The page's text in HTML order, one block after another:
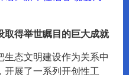
取得举世瞩目的巨大成就
生态文明建设作为关系中
开展了一系列开创性工